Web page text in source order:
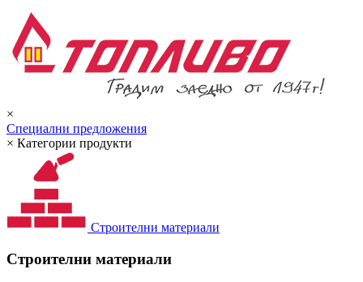
×
Специални предложения
× Категории продукти
Строителни материали
Строителни материали